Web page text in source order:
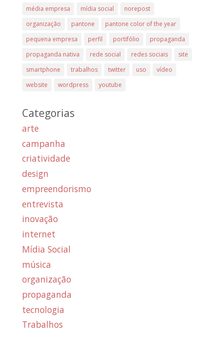
média empresa
mídia social
norepost
organização
pantone
pantone color of the year
pequena empresa
perfil portifólio
propaganda
propaganda nativa
rede social redes sociais
site
smartphone
trabalhos twitter uso
vídeo
website
wordpress youtube
Categorias
arte
campanha
criatividade
design
empreendorismo
entrevista
inovação
internet
Mídia Social
música
organização
propaganda
tecnologia
Trabalhos